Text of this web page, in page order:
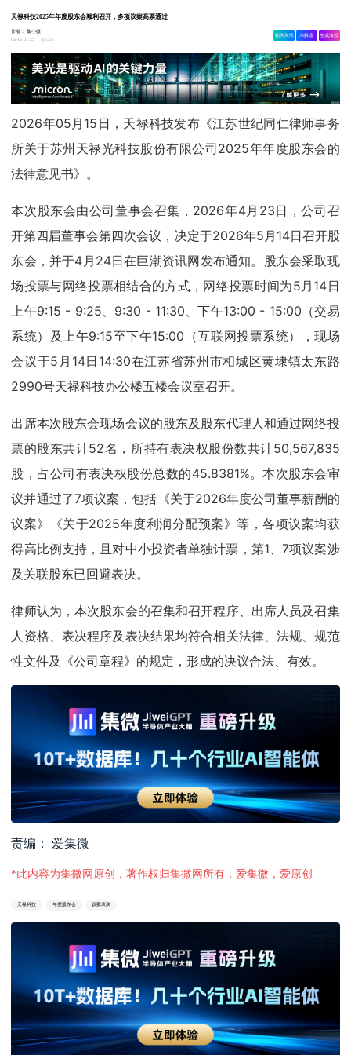
天禄科技2025年年度股东会顺利召开，多项议案高票通过
作者：集小微
05-15 01:25
5252
相关舆情 AI解读 生成海报
2026年05月15日，天禄科技发布《江苏世纪同仁律师事务
所关于苏州天禄光科技股份有限公司2025年年度股东会的
法律意见书》。
本次股东会由公司董事会召集，2026年4月23日，公司召
开第四届董事会第四次会议，决定于2026年5月14日召开股
东会，并于4月24日在巨潮资讯网发布通知。股东会采取现
场投票与网络投票相结合的方式，网络投票时间为5月14日
上午9:15 - 9:25、9:30 - 11:30、下午13:00 - 15:00（交易
系统）及上午9:15至下午15:00（互联网投票系统），现场
会议于5月14日14:30在江苏省苏州市相城区黄埭镇太东路
2990号天禄科技办公楼五楼会议室召开。
出席本次股东会现场会议的股东及股东代理人和通过网络投
票的股东共计52名，所持有表决权股份数共计50,567,835
股，占公司有表决权股份总数的45.8381%。本次股东会审
议并通过了7项议案，包括《关于2026年度公司董事薪酬的
议案》《关于2025年度利润分配预案》等，各项议案均获
得高比例支持，且对中小投资者单独计票，第1、7项议案涉
及关联股东已回避表决。
律师认为，本次股东会的召集和召开程序、出席人员及召集
人资格、表决程序及表决结果均符合相关法律、法规、规范
性文件及《公司章程》的规定，形成的决议合法、有效。
责编： 爱集微
*此内容为集微网原创，著作权归集微网所有，爱集微，爱原创
天禄科技 年度股东会 议案表决